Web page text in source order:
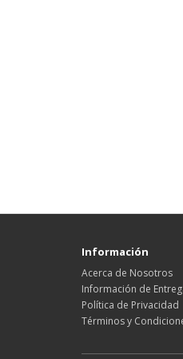
Información
Acerca de Nosotros
Información de
Política de Privacidad
Términos y